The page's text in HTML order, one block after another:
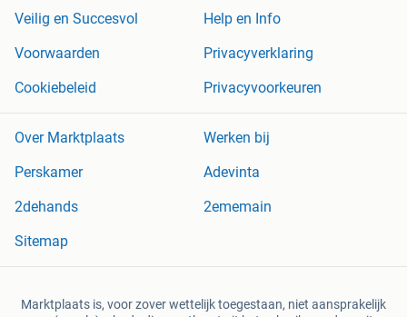
Veilig en Succesvol
Help en Info
Voorwaarden
Privacyverklaring
Cookiebeleid
Privacyvoorkeuren
Over Marktplaats
Werken bij
Perskamer
Adevinta
2dehands
2ememain
Sitemap
Marktplaats is, voor zover wettelijk toegestaan, niet aansprakelijk